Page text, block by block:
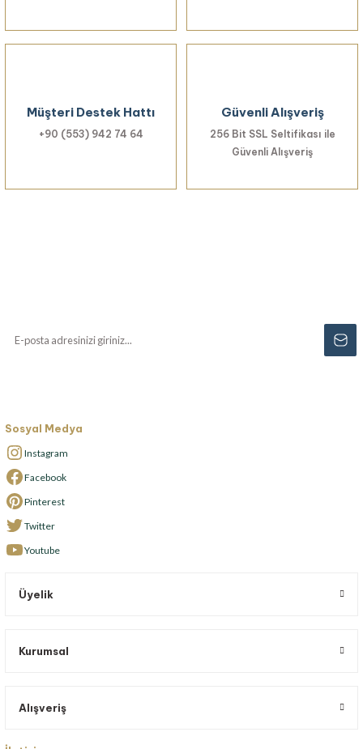
Müşteri Destek Hattı
+90 (553) 942 74 64
Güvenli Alışveriş
256 Bit SSL Seltifikası ile
Güvenli Alışveriş
Sosyal Medya
Instagram
Facebook
Pinterest
Twitter
Youtube
Üyelik
Kurumsal
Alışveriş